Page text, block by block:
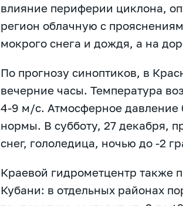
влияние периферии циклона,
регион облачную с
мокрого снега и дождя, а на
По прогнозу синоптиков, в
вечерние часы. Температура
4-9 м/с. Атмосферное давление
нормы. В субботу, 27 декабря,
снег, гололедица, ночью до -2
Краевой гидрометцентр также
Кубани: в отдельных районах